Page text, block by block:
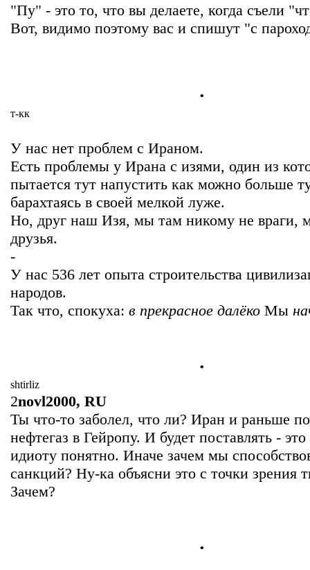
"Пу" - это то, что вы делаете, когда съели
Вот, видимо поэтому вас и спишут "с
.
т-кк
У нас нет проблем с Ираном.
Есть проблемы у Ирана с изями, один из
пытается тут напустить как можно больше
барахтаясь в своей мелкой луже.
Но, друг наш Изя, мы там никому не враги,
друзья.
-
У нас 536 лет опыта строительства
народов.
Так что, спокуха: в прекрасное далёко Мы
.
shtirliz
2novl2000, RU
Ты что-то заболел, что ли? Иран и раньше
нефтегаз в Гейропу. И будет поставлять -
идиоту понятно. Иначе зачем мы
санкций? Ну-ка объясни это с точки зрения
Зачем?
.